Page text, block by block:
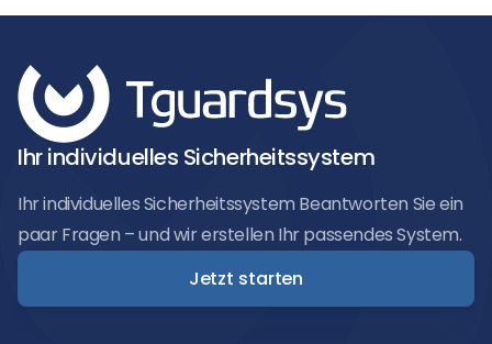
Ihr individuelles Sicherheitssystem
Ihr individuelles Sicherheitssystem Beantworten Sie ein
paar Fragen – und wir erstellen Ihr passendes System.
Jetzt starten